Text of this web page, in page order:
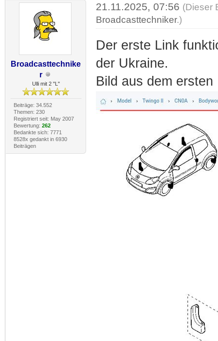
Broadcasttechnike
r
Ulli mit 2 "L"
Beiträge: 34.552
Themen: 230
Registriert seit: May 2007
Bewertung: 262
Bedankte sich: 7771
8528x gedankt in 6930
Beiträgen
21.11.2025, 07:56 (Dieser
Broadcasttechniker.)
Der erste Link
der Ukraine.
Bild aus dem ersten